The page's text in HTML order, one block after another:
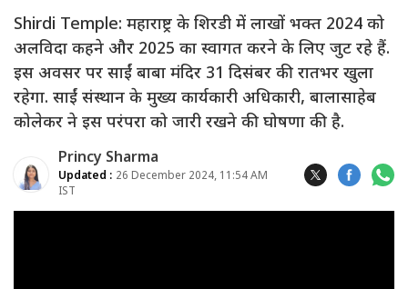
Shirdi Temple: महाराष्ट्र के शिरडी में लाखों भक्त 2024 को
अलविदा कहने और 2025 का स्वागत करने के लिए जुट रहे हैं.
इस अवसर पर साईं बाबा मंदिर 31 दिसंबर की रातभर खुला
रहेगा. साईं संस्थान के मुख्य कार्यकारी अधिकारी, बालासाहेब
कोलेकर ने इस परंपरा को जारी रखने की घोषणा की है.
Princy Sharma
Updated : 26 December 2024, 11:54 AM
IST